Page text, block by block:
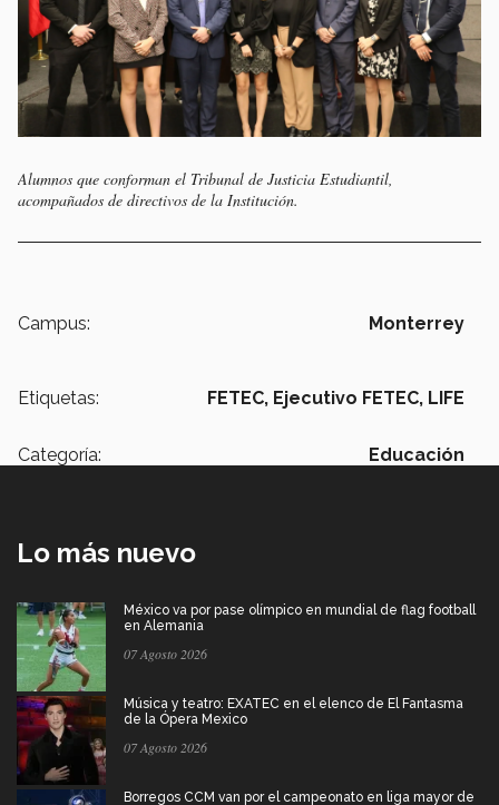
Alumnos que conforman el Tribunal de Justicia Estudiantil,
acompañados de directivos de la Institución.
Campus: Monterrey
Etiquetas: FETEC, Ejecutivo FETEC, LIFE
Categoría: Educación
Lo más nuevo
México va por pase olímpico en mundial de flag football
en Alemania
07 Agosto 2026
Música y teatro: EXATEC en el elenco de El Fantasma
de la Ópera Mexico
07 Agosto 2026
Borregos CCM van por el campeonato en liga mayor de